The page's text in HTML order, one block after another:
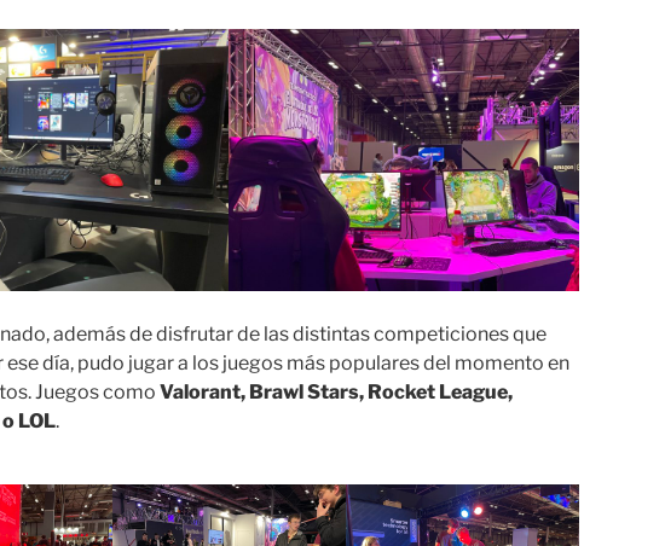
además de disfrutar de las distintas competiciones que
día, pudo jugar a los juegos más populares del momento en
Juegos como Valorant, Brawl Stars, Rocket League,
LOL.